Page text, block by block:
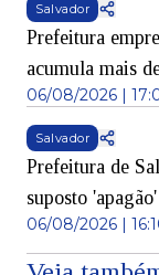
Salvador
Prefeitura
acumula mais
06/08/2026 |
Salvador
Prefeitura de
suposto
06/08/2026 |